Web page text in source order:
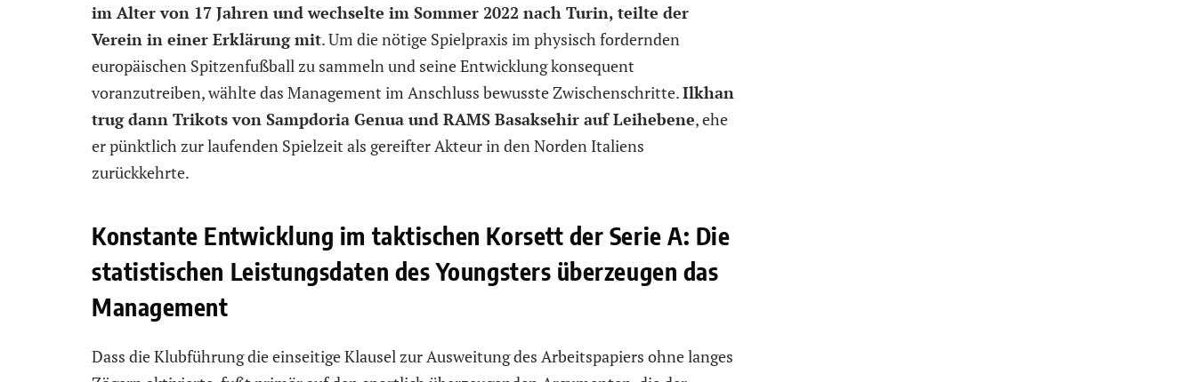
im Alter von 17 Jahren und wechselte im Sommer 2022 nach Turin, teilte der
Verein in einer Erklärung mit. Um die nötige Spielpraxis im physisch fordernden
europäischen Spitzenfußball zu sammeln und seine Entwicklung konsequent
voranzutreiben, wählte das Management im Anschluss bewusste Zwischenschritte.Ilkhan
trug dann Trikots von Sampdoria Genua und RAMS Basaksehir auf Leihebene, ehe
er pünktlich zur laufenden Spielzeit als gereifter Akteur in den Norden Italiens
zurückkehrte.
Konstante Entwicklung im taktischen Korsett der Serie A: Die
statistischen Leistungsdaten des Youngsters überzeugen das
Management
Dass die Klubführung die einseitige Klausel zur Ausweitung des Arbeitspapiers ohne langes